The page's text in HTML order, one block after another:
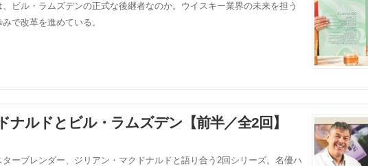
ビル・ラムズデンの正式な後継者なのか。ウイスキー業界の未来を担う
で改革を進めている。
ナルドとビル・ラムズデン【前半／全2回】
ーブレンダー、ジリアン・マクドナルドと語り合う2回シリーズ。名優ハ